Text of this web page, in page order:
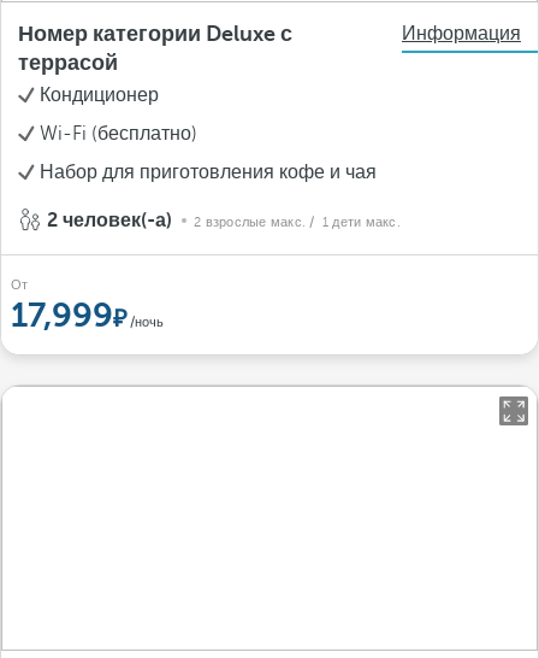
Номер категории Deluxe с
террасой
Информация
Кондиционер
Wi-Fi (бесплатно)
Набор для приготовления кофе и чая
2 человек(-а) 2 взрослые макс. / 1 дети макс.
От
17,999 /ночь